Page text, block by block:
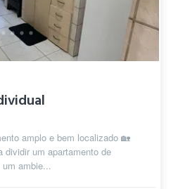
amplo e bem localizado 🏡
dividir um apartamento de
um ambie...